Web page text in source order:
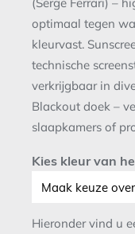
optimaal tegen
kleurvast.
technische
verkrijgbaar in
Blackout doek –
slaapkamers of
Kies kleur van
Hieronder vind u